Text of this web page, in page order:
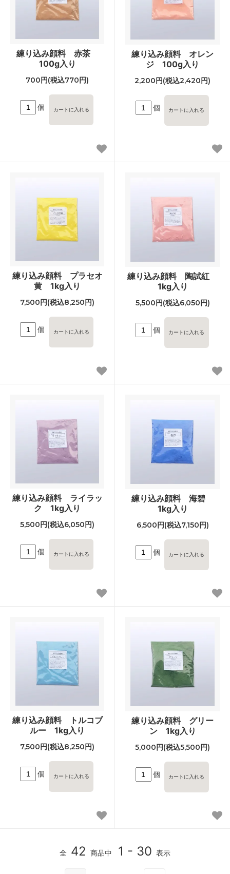
練り込み顔料 赤茶
100g入り
700円(税込770円)
個
練り込み顔料 オレン
ジ 100g入り
2,200円(税込2,420円)
個
練り込み顔料 プラセオ
黄 1kg入り
7,500円(税込8,250円)
個
練り込み顔料 陶試紅
1kg入り
5,500円(税込6,050円)
個
練り込み顔料 ライラッ
ク 1kg入り
5,500円(税込6,050円)
個
練り込み顔料 海碧
1kg入り
6,500円(税込7,150円)
個
練り込み顔料 トルコブ
ルー 1kg入り
7,500円(税込8,250円)
個
練り込み顔料 グリー
ン 1kg入り
5,000円(税込5,500円)
個
全 42 商品中 1 - 30 表示